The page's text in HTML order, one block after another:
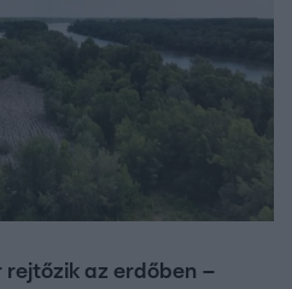
az erdőben –